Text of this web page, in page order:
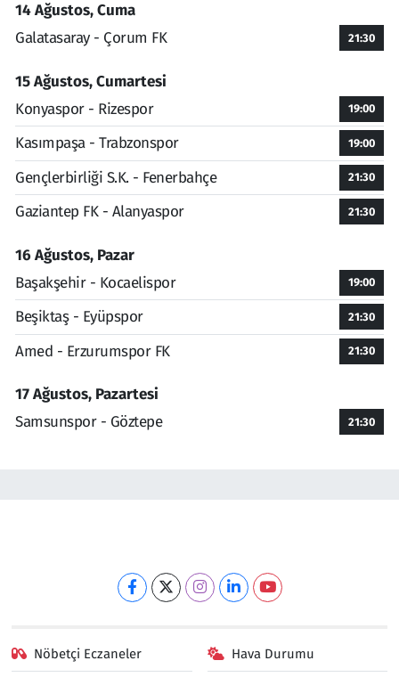
14 Ağustos, Cuma
Galatasaray - Çorum FK
21:30
15 Ağustos, Cumartesi
Konyaspor - Rizespor
19:00
Kasımpaşa - Trabzonspor 19:00
Gençlerbirliği S.K. - Fenerbahçe 21:30
Gaziantep FK - Alanyaspor 21:30
16 Ağustos, Pazar
Başakşehir - Kocaelispor
19:00
Beşiktaş - Eyüpspor 21:30
Amed - Erzurumspor FK 21:30
17 Ağustos, Pazartesi
Samsunspor - Göztepe
21:30
Nöbetçi Eczaneler Hava Durumu